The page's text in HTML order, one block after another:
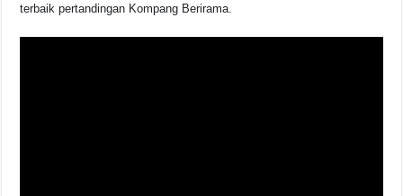
terbaik pertandingan Kompang Berirama.